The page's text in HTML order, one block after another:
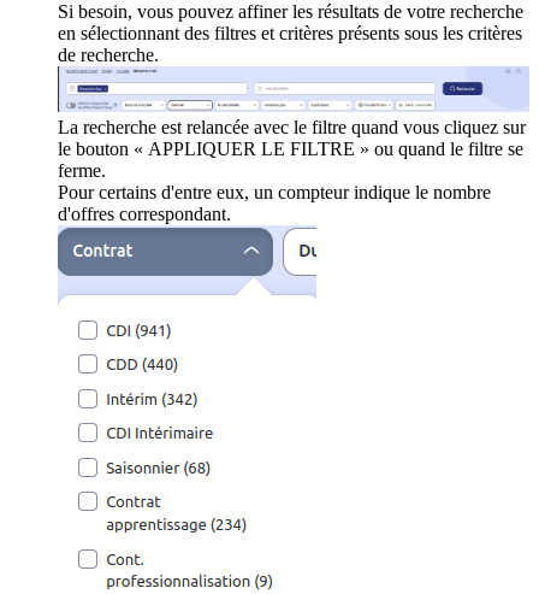
Si besoin, vous pouvez affiner les résultats de votre recherche
en sélectionnant des filtres et critères présents sous les critères
de recherche.
La recherche est relancée avec le filtre quand vous cliquez sur
le bouton « APPLIQUER LE FILTRE » ou quand le filtre se
ferme.
Pour certains d'entre eux, un compteur indique le nombre
d'offres correspondant.